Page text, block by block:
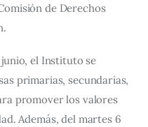
de Derechos
junio, el Instituto se
primarias, secundarias,
promover los valores
Además, del martes 6